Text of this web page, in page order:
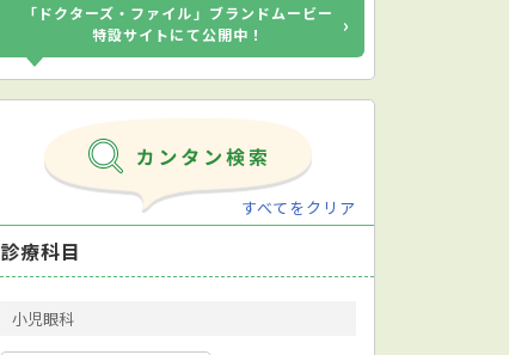
「ドクターズ・ファイル」ブランドムービー
特設サイトにて公開中！
›
すべてをクリア
診療科目
小児眼科